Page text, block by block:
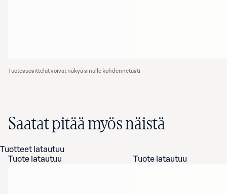
Tuotesuosittelut voivat näkyä sinulle kohdennetusti
Saatat pitää myös näistä
Tuotteet latautuu
Tuote latautuu
Tuote latautuu